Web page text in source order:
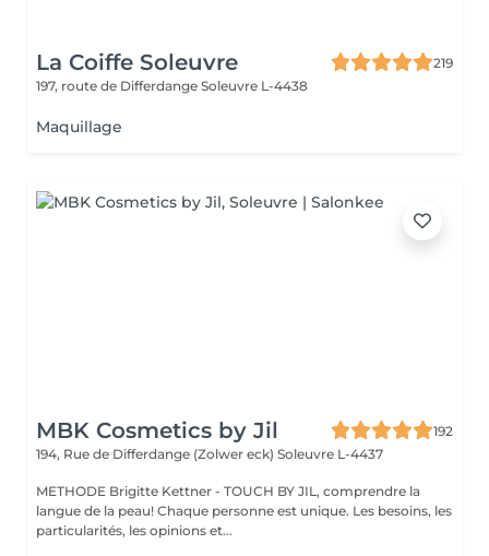
La Coiffe Soleuvre
219
197, route de Differdange Soleuvre L-4438
Maquillage
MBK Cosmetics by Jil
192
194, Rue de Differdange (Zolwer eck) Soleuvre L-4437
METHODE Brigitte Kettner - TOUCH BY JIL, comprendre la
langue de la peau! Chaque personne est unique. Les besoins, les
particularités, les opinions et...